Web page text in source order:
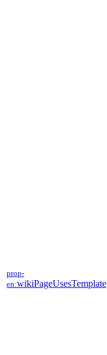
prop-
en:wikiPageUsesTemplate